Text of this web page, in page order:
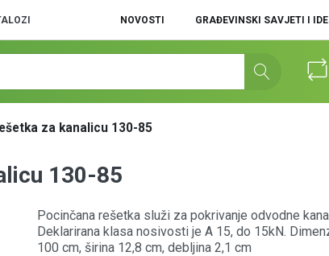
NOVOSTI GRAĐEVINSKI SAVJETI I
za kanalicu 130-85
130-85
Pocinčana rešetka služi za pokrivanje odvodne
Deklarirana klasa nosivosti je A 15, do 15kN.
100 cm, širina 12,8 cm, debljina 2,1 cm